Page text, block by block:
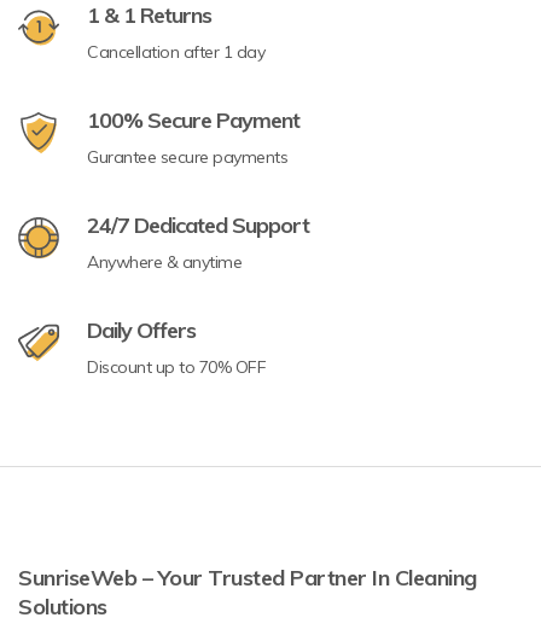
1 & 1 Returns
Cancellation after 1 day
100% Secure Payment
Gurantee secure payments
24/7 Dedicated Support
Anywhere & anytime
Daily Offers
Discount up to 70% OFF
SunriseWeb – Your Trusted Partner In Cleaning
Solutions